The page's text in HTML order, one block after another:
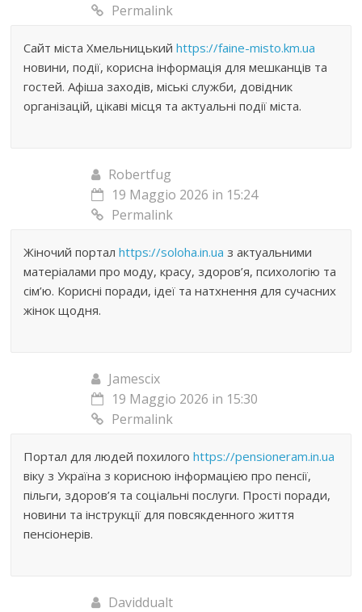
Permalink
Сайт міста Хмельницькийhttps://faine-misto.km.ua
новини, події, корисна інформація для мешканців та
гостей. Афіша заходів, міські служби, довідник
організацій, цікаві місця та актуальні події міста.
Robertfug
19 Maggio 2026 in 15:24
Permalink
Жіночий порталhttps://soloha.in.ua з актуальними
матеріалами про моду, красу, здоров’я, психологію та
сім’ю. Корисні поради, ідеї та натхнення для сучасних
жінок щодня.
Jamescix
19 Maggio 2026 in 15:30
Permalink
Портал для людей похилогоhttps://pensioneram.in.ua
віку з Україна з корисною інформацією про пенсії,
пільги, здоров’я та соціальні послуги. Прості поради,
новини та інструкції для повсякденного життя
пенсіонерів.
Daviddualt